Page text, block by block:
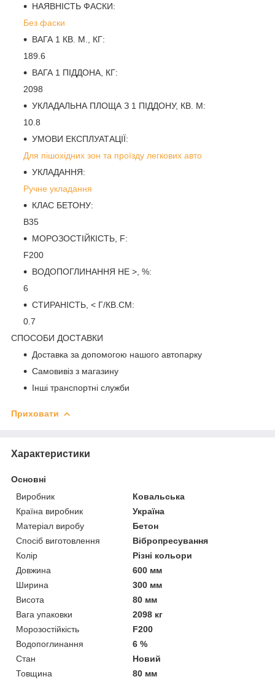
НАЯВНІСТЬ ФАСКИ:
Без фаски
ВАГА 1 КВ. М., КГ:
189.6
ВАГА 1 ПІДДОНА, КГ:
2098
УКЛАДАЛЬНА ПЛОЩА З 1 ПІДДОНУ, КВ. М:
10.8
УМОВИ ЕКСПЛУАТАЦІЇ:
Для пішохідних зон та проїзду легкових авто
УКЛАДАННЯ:
Ручне укладання
КЛАС БЕТОНУ:
B35
МОРОЗОСТІЙКІСТЬ, F:
F200
ВОДОПОГЛИНАННЯ НЕ >, %:
6
СТИРАНІСТЬ, < Г/КВ.СМ:
0.7
СПОСОБИ ДОСТАВКИ
Доставка за допомогою нашого автопарку
Самовивіз з магазину
Інші транспортні служби
Приховати
Характеристики
Основні
Виробник
Ковальська
Країна виробник
Україна
Матеріал виробу
Бетон
Спосіб виготовлення
Вібропресування
Колір
Різні кольори
Довжина
600 мм
Ширина
300 мм
Висота
80 мм
Вага упаковки
2098 кг
Морозостійкість
F200
Водопоглинання
6 %
Стан
Новий
Товщина
80 мм